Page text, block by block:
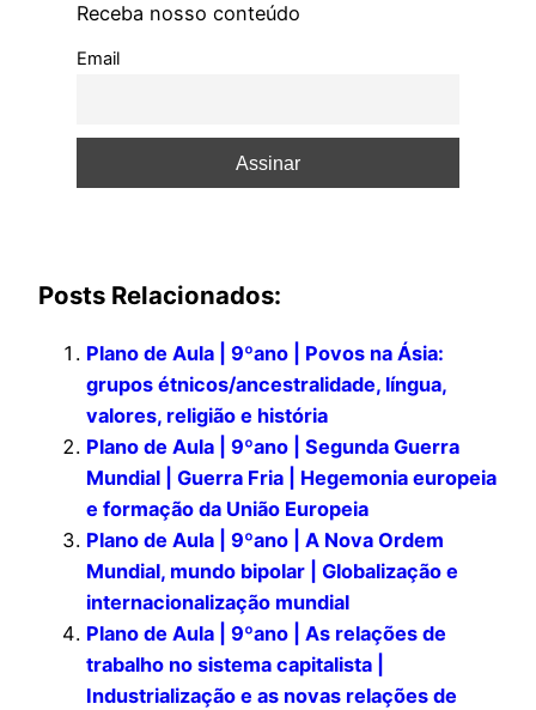
Receba nosso conteúdo
Email
Posts Relacionados:
Plano de Aula | 9ºano | Povos na Ásia:
grupos étnicos/ancestralidade, língua,
valores, religião e história
Plano de Aula | 9ºano | Segunda Guerra
Mundial | Guerra Fria | Hegemonia europeia
e formação da União Europeia
Plano de Aula | 9ºano | A Nova Ordem
Mundial, mundo bipolar | Globalização e
internacionalização mundial
Plano de Aula | 9ºano | As relações de
trabalho no sistema capitalista |
Industrialização e as novas relações de